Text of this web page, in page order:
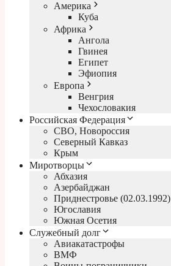
Америка
Куба
Африка
Ангола
Гвинея
Египет
Эфиопия
Европа
Венгрия
Чехословакия
Российская Федерация
СВО, Новороссия
Северный Кавказ
Крым
Миротворцы
Абхазия
Азербайджан
Приднестровье (02.03.1992)
Югославия
Южная Осетия
Служебный долг
Авиакатастрофы
ВМФ